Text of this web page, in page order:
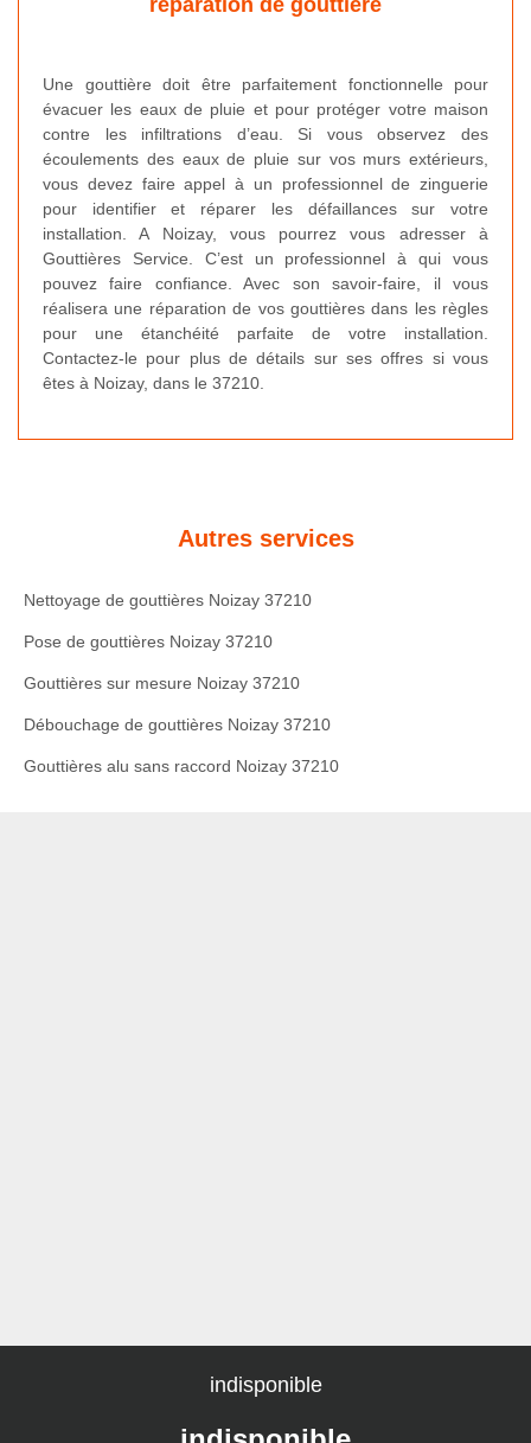
réparation de gouttière
Une gouttière doit être parfaitement fonctionnelle pour
évacuer les eaux de pluie et pour protéger votre maison
contre les infiltrations d’eau. Si vous observez des
écoulements des eaux de pluie sur vos murs extérieurs,
vous devez faire appel à un professionnel de zinguerie
pour identifier et réparer les défaillances sur votre
installation. A Noizay, vous pourrez vous adresser à
Gouttières Service. C’est un professionnel à qui vous
pouvez faire confiance. Avec son savoir-faire, il vous
réalisera une réparation de vos gouttières dans les règles
pour une étanchéité parfaite de votre installation.
Contactez-le pour plus de détails sur ses offres si vous
êtes à Noizay, dans le 37210.
Autres services
Nettoyage de gouttières Noizay 37210
Pose de gouttières Noizay 37210
Gouttières sur mesure Noizay 37210
Débouchage de gouttières Noizay 37210
Gouttières alu sans raccord Noizay 37210
indisponible